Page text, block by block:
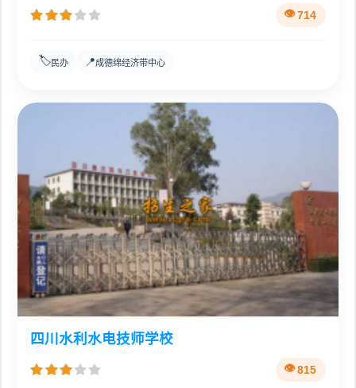
714
🏷️民办 📍成德绵经济带中心
四川水利水电技师学校
815